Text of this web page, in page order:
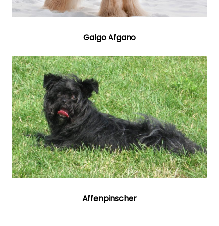
Galgo Afgano
Affenpinscher